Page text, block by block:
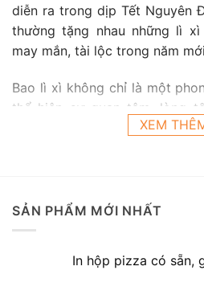
diễn ra trong dịp Tết Nguyên
thường tặng nhau những lì
may mắn, tài lộc trong năm
Bao lì xì không chỉ là một
thể hiện sự quan tâm, lòng
giữa người tặng và người
In bao lì xì theo yêu cầu mang
thể mang lại một số lợi ích
– Quảng bá thương hiệu:
XEM
SẢN PHẨM MỚI NHẤT
In hộp pizza có sẵn,